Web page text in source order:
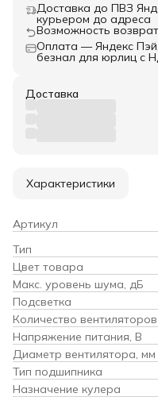
Доставка до ПВЗ
курьером до адреса
Возможность
Оплата — Яндекс
безнал для юрлиц с
Доставка
Характеристики
Артикул
Тип
Цвет товара
Макс. уровень шума, дБ
Подсветка
Количество вентиляторов
Напряжение питания, В
Диаметр вентилятора, мм
Тип подшипника
Назначение кулера